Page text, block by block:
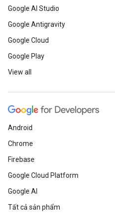
Google AI Studio
Google Antigravity
Google Cloud
Google Play
View all
Android
Chrome
Firebase
Google Cloud Platform
Google AI
Tất cả sản phẩm